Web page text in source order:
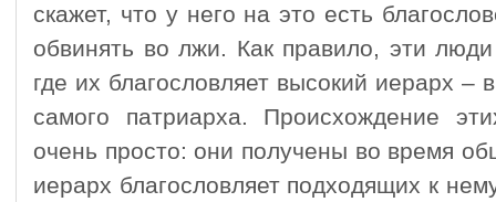
скажет, что у него на это есть
обвинять во лжи. Как правило, эти
где их благословляет высокий иерарх –
самого патриарха. Происхождение
очень просто: они получены во время
иерарх благословляет подходящих к